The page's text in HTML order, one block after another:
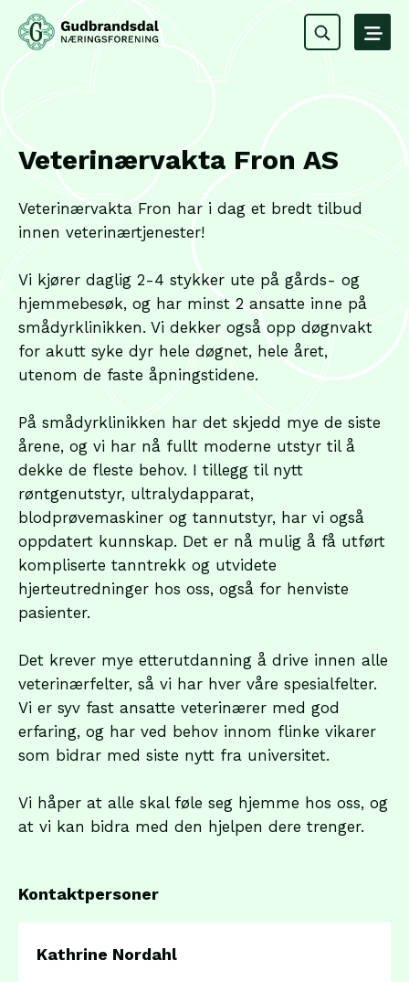
Veterinærvakta Fron AS
Veterinærvakta Fron har i dag et bredt tilbud
innen veterinærtjenester!
Vi kjører daglig 2-4 stykker ute på gårds- og
hjemmebesøk, og har minst 2 ansatte inne på
smådyrklinikken. Vi dekker også opp døgnvakt
for akutt syke dyr hele døgnet, hele året,
utenom de faste åpningstidene.
På smådyrklinikken har det skjedd mye de siste
årene, og vi har nå fullt moderne utstyr til å
dekke de fleste behov. I tillegg til nytt
røntgenutstyr, ultralydapparat,
blodprøvemaskiner og tannutstyr, har vi også
oppdatert kunnskap. Det er nå mulig å få utført
kompliserte tanntrekk og utvidete
hjerteutredninger hos oss, også for henviste
pasienter.
Det krever mye etterutdanning å drive innen alle
veterinærfelter, så vi har hver våre spesialfelter.
Vi er syv fast ansatte veterinærer med god
erfaring, og har ved behov innom flinke vikarer
som bidrar med siste nytt fra universitet.
Vi håper at alle skal føle seg hjemme hos oss, og
at vi kan bidra med den hjelpen dere trenger.
Kontaktpersoner
Kathrine Nordahl